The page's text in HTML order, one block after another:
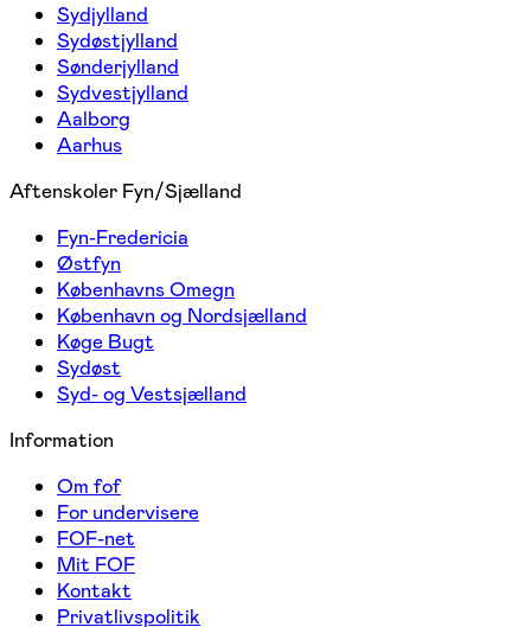
Sydjylland
Sydøstjylland
Sønderjylland
Sydvestjylland
Aalborg
Aarhus
Aftenskoler Fyn/Sjælland
Fyn-Fredericia
Østfyn
Københavns Omegn
København og Nordsjælland
Køge Bugt
Sydøst
Syd- og Vestsjælland
Information
Om fof
For undervisere
FOF-net
Mit FOF
Kontakt
Privatlivspolitik